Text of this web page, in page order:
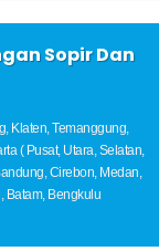
Sopir Dan
Klaten, Temanggung,
( Pusat, Utara, Selatan,
Cirebon, Medan,
Batam, Bengkulu